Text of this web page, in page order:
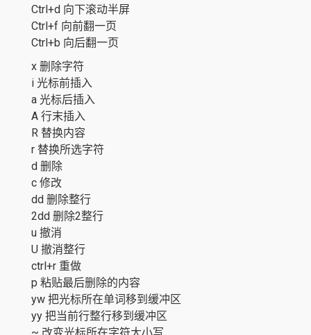
Ctrl+d 向下滚动半屏
Ctrl+f 向前翻一页
Ctrl+b 向后翻一页
x 删除字符
i 光标前插入
a 光标后插入
A 行末插入
R 替换内容
r 替换所选字符
d 删除
c 修改
dd 删除整行
2dd 删除2整行
u 撤消
U 撤消整行
ctrl+r 重做
p 粘贴最后删除的内容
yw 把光标所在单词移到缓冲区
yy 把当前行整行移到缓冲区